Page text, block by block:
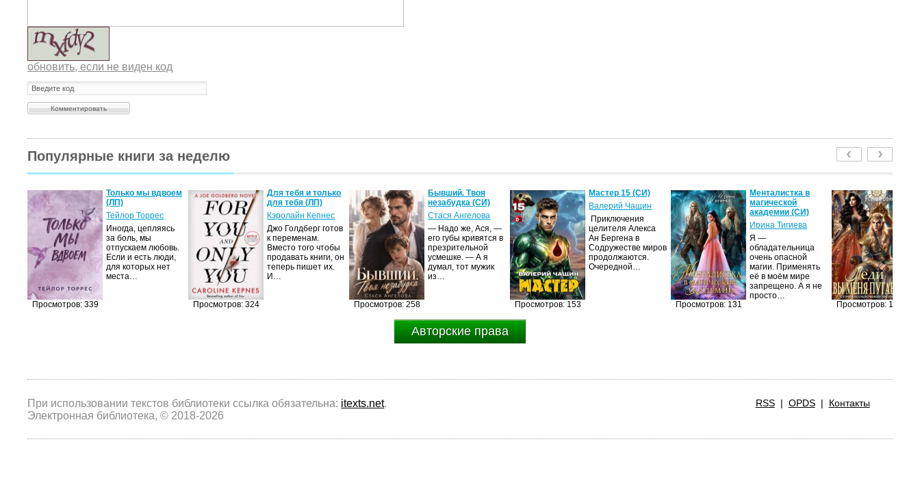
обновить, если не виден код
Популярные книги за неделю
Просмотров: 339
Только мы вдвоем
(ЛП)
Тейлор Торрес
Иногда, цепляясь
за боль, мы
отпускаем любовь.
Если и есть люди,
для которых нет
места…
Просмотров: 324
Для тебя и только
для тебя (ЛП)
Кэролайн Кепнес
Джо Голдберг готов
к переменам.
Вместо того чтобы
продавать книги, он
теперь пишет их.
И…
Просмотров: 258
Бывший. Твоя
незабудка (СИ)
Стася Ангелова
— Надо же, Ася, —
его губы кривятся в
презрительной
усмешке. — А я
думал, тот мужик
из…
Просмотров: 153
Мастер 15 (СИ)
Валерий Чащин
Приключения
целителя Алекса
Ан Бергена в
Содружестве миров
продолжаются.
Очередной…
Просмотров: 131
Менталистка в
магической
академии (СИ)
Ирина Тигиева
Я —
обладательница
очень опасной
магии. Применять
её в моём мире
запрещено. А я не
просто…
Просмотров: 130
Авторские права
При использовании текстов библиотеки ссылка обязательна: itexts.net.
Электронная библиотека, © 2018-2026
RSS| OPDS| Контакты